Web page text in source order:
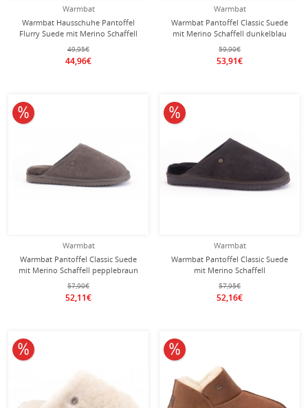
Warmbat
Warmbat Hausschuhe Pantoffel
Flurry Suede mit Merino Schaffell
schwarz Damen
49,95€
44,96€
Warmbat
Warmbat Pantoffel Classic Suede
mit Merino Schaffell dunkelblau
Hausschuhe
59,90€
53,91€
Warmbat
Warmbat Pantoffel Classic Suede
mit Merino Schaffell pepplebraun
Hausschuhe
57,90€
52,11€
10% reduziert
Warmbat
Warmbat Pantoffel Classic Suede
mit Merino Schaffell
schokoladenbraun Hausschuhe
57,95€
52,16€
10% reduziert
10% reduziert 10% reduziert